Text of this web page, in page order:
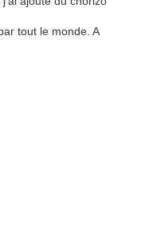
tout le monde. A